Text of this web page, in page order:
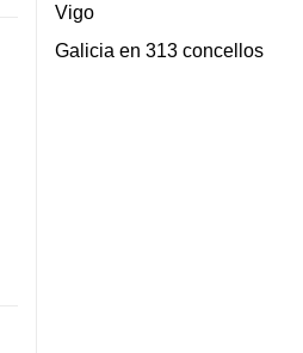
Vigo
Galicia en 313 concellos